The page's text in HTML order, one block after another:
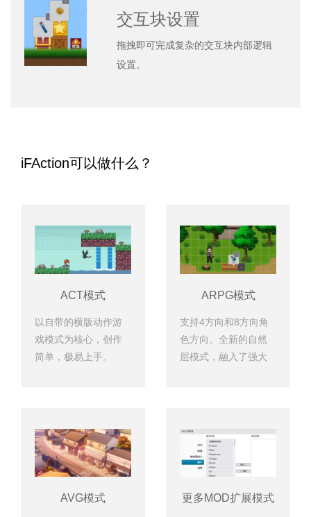
交互块设置
拖拽即可完成复杂的交互块内部逻辑
设置。
iFAction可以做什么？
ACT模式
以自带的横版动作游
戏模式为核心，创作
简单，极易上手。
ARPG模式
支持4方向和8方向角
色方向。全新的自然
层模式，融入了强大
AVG模式 更多MOD扩展模式